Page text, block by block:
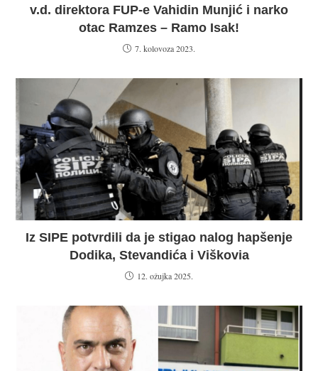
v.d. direktora FUP-e Vahidin Munjić i narko
otac Ramzes – Ramo Isak!
7. kolovoza 2023.
Iz SIPE potvrdili da je stigao nalog hapšenje
Dodika, Stevandića i Viškovia
12. ožujka 2025.